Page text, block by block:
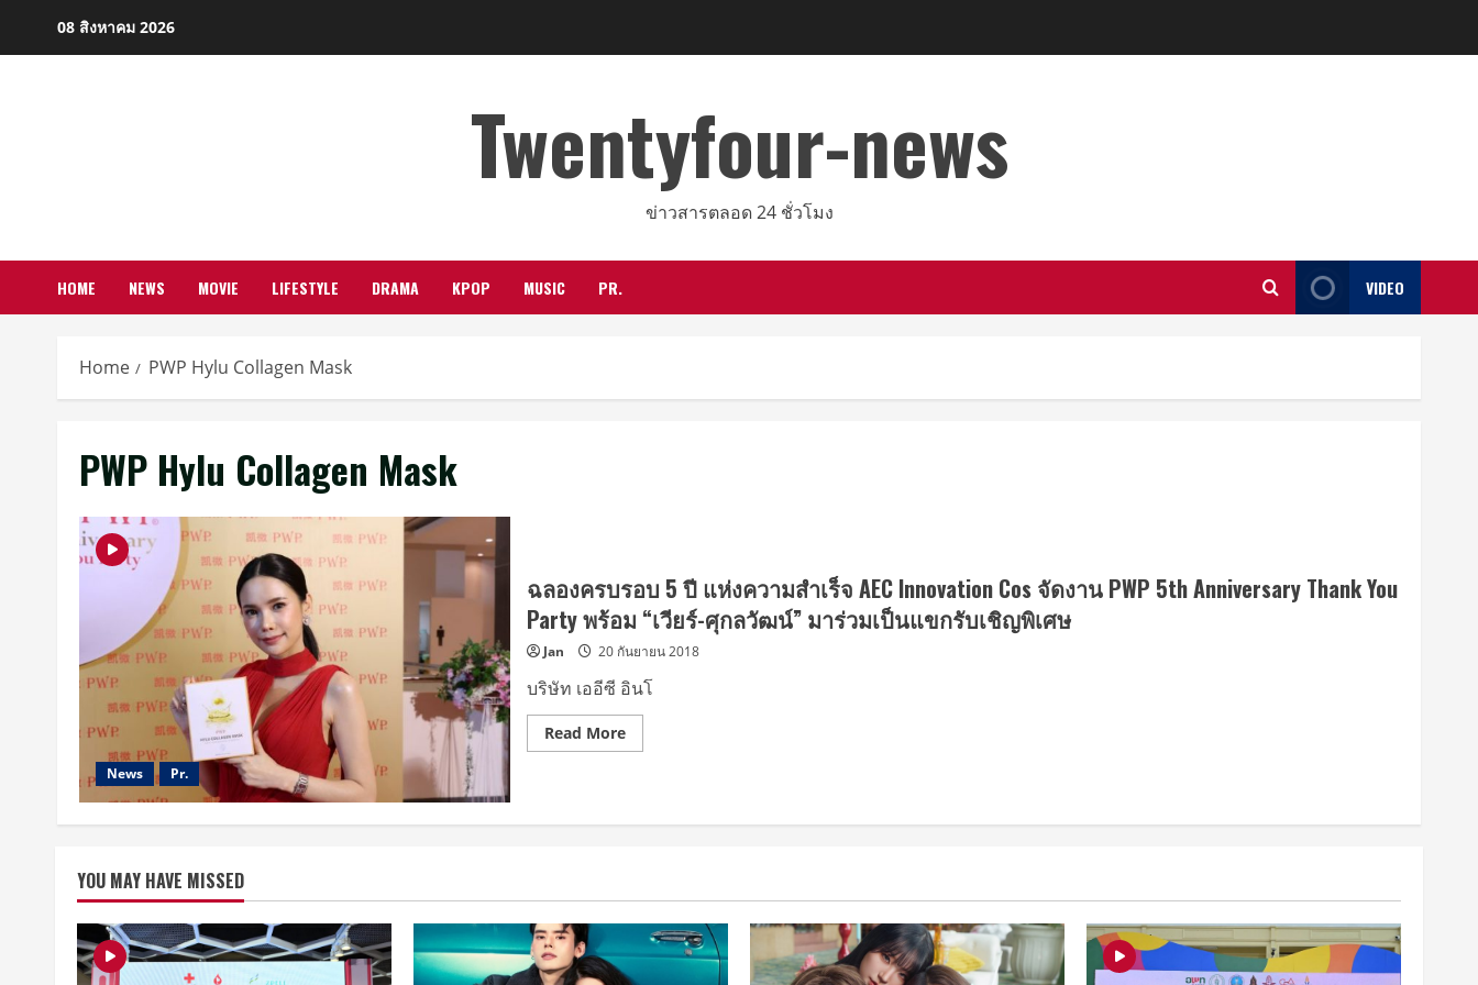
08 สิงหาคม 2026
Twentyfour-news
ข่าวสารตลอด 24 ชั่วโมง
HOME NEWS MOVIE LIFESTYLE DRAMA KPOP MUSIC PR. VIDEO
Home PWP Hylu Collagen Mask
PWP Hylu Collagen Mask
News Pr.
ฉลองครบรอบ 5 ปี แห่งความสำเร็จ AEC Innovation Cos จัดงาน PWP 5th Anniversary Thank You
Party พร้อม “เวียร์-ศุกลวัฒน์” มาร่วมเป็นแขกรับเชิญพิเศษ
Jan 20 กันยายน 2018
บริษัท เออีซี อินโ
Read MoreRead
more
5
AEC
Cos
จัด
งาน
PWP
YOU MAY HAVE MISSED